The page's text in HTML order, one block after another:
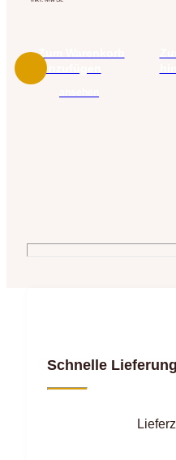
Zum Warenkorb
hinzufügen
Schnelle Lieferung